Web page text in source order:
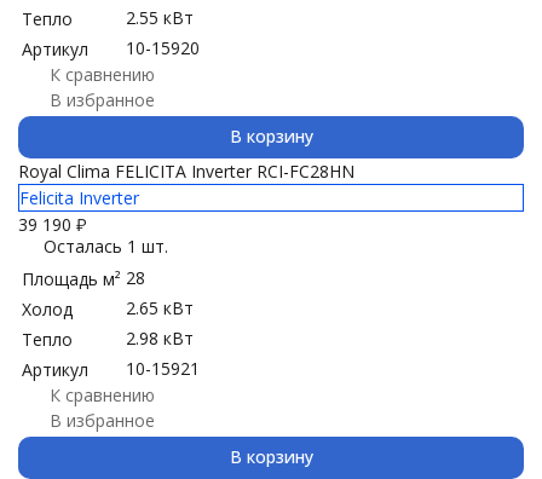
Тепло
2.55 кВт
Артикул
10-15920
К сравнению
В избранное
В корзину
Royal Clima FELICITA Inverter RCI-FC28HN
Felicita Inverter
39 190 ₽
Осталась 1 шт.
Площадь м² 28
Холод
2.65 кВт
Тепло
2.98 кВт
Артикул
10-15921
К сравнению
В избранное
В корзину